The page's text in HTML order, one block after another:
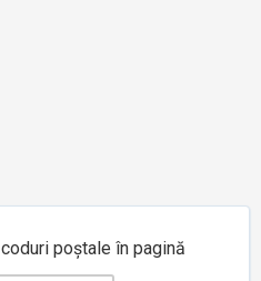
coduri poștale în pagină